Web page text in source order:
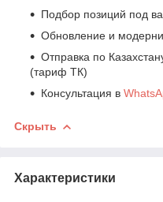
Подбор позиций под
Обновление и
Отправка по
(тариф ТК)
Консультация в
Скрыть
Характеристики